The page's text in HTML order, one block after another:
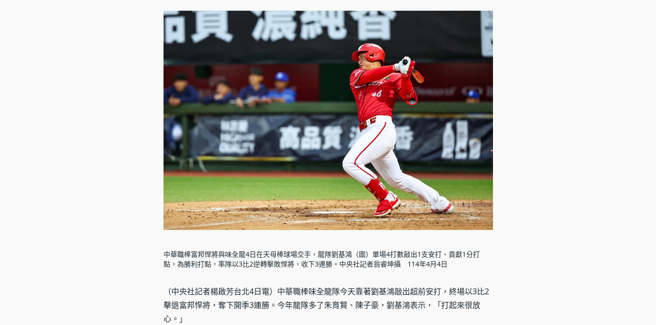
中華職棒富邦悍將與味全龍4日在天母棒球場交手，龍隊劉基鴻（圖）單場4打數敲出1支安打、貢獻1分打
點，為勝利打點，率隊以3比2逆轉擊敗悍將，收下3連勝。中央社記者翁睿坤攝 114年4月4日
（中央社記者楊啟芳台北4日電）中華職棒味全龍隊今天靠著劉基鴻敲出超前安打，終場以3比2
擊退富邦悍將，奪下開季3連勝。今年龍隊多了朱育賢、陳子豪，劉基鴻表示，「打起來很放
心。」